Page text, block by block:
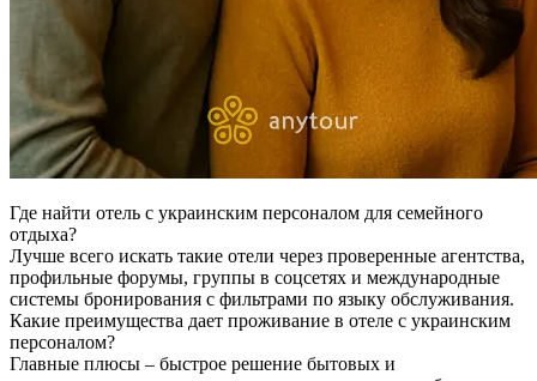
Где найти отель с украинским персоналом для семейного
отдыха?
Лучше всего искать такие отели через проверенные агентства,
профильные форумы, группы в соцсетях и международные
системы бронирования с фильтрами по языку обслуживания.
Какие преимущества дает проживание в отеле с украинским
персоналом?
Главные плюсы – быстрое решение бытовых и